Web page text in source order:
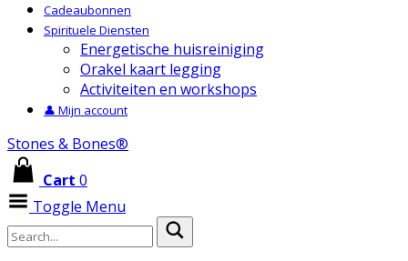
Cadeaubonnen
Spirituele Diensten
Energetische huisreiniging
Orakel kaart legging
Activiteiten en workshops
👤 Mijn account
Stones & Bones®
Cart 0
Toggle Menu